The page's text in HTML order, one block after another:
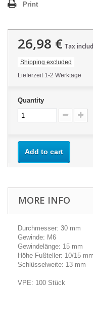
Print
26,98 € Tax
Shipping excluded
Lieferzeit 1-2 Werktage
Quantity
Add to cart
MORE INFO
Durchmesser: 30 mm
Gewinde: M6
Gewindelänge: 15 mm
Höhe Fußteller: 10/15 mm
Schlüsselweite: 13 mm
VPE: 100 Stück